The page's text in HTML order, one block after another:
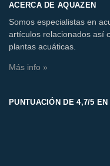
ACERCA DE AQUAZEN
Somos especialistas en
artículos relacionados así
plantas acuáticas.
Más info »
PUNTUACIÓN DE 4,7/5